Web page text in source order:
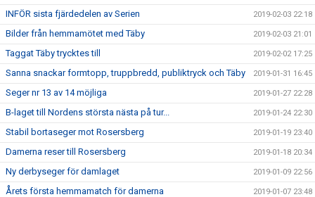
INFÖR sista fjärdedelen av Serien 2019-02-03 22:18
Bilder från hemmamötet med Täby 2019-02-03 21:01
Taggat Täby trycktes till 2019-02-02 17:25
Sanna snackar formtopp, truppbredd, publiktryck och Täby 2019-01-31 16:45
Seger nr 13 av 14 möjliga 2019-01-27 22:28
B-laget till Nordens största nästa på tur... 2019-01-24 22:30
Stabil bortaseger mot Rosersberg 2019-01-19 23:40
Damerna reser till Rosersberg 2019-01-18 20:34
Ny derbyseger för damlaget 2019-01-09 22:56
Årets första hemmamatch för damerna 2019-01-07 23:48